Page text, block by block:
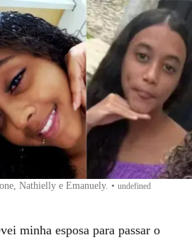
Nathielly e Emanuely. • undefined
minha esposa para passar o